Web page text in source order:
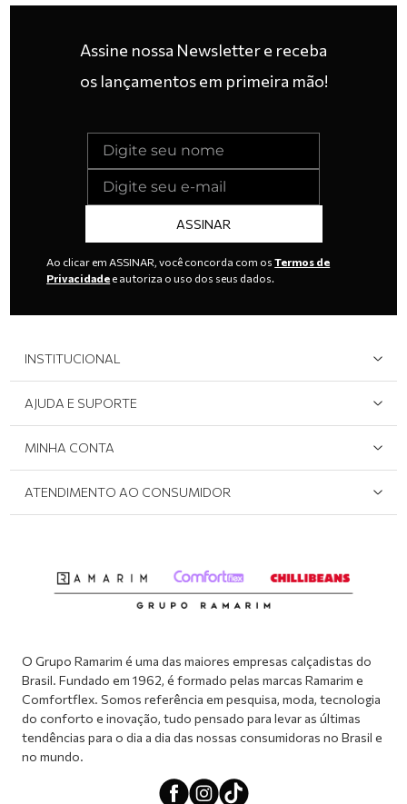
Assine nossa Newsletter e receba
os lançamentos em primeira mão!
ASSINAR
Ao clicar em ASSINAR, você concorda com osTermos de
Privacidade e autoriza o uso dos seus dados.
INSTITUCIONAL
Área do Lojista
AJUDA E SUPORTE
Políticas de Privacidade
MINHA CONTA
Meus pedidos
ATENDIMENTO AO CONSUMIDOR
Atendimento via WhatsApp: (51) 2160-0740
O Grupo Ramarim é uma das maiores empresas calçadistas do
Brasil. Fundado em 1962, é formado pelas marcas Ramarim e
Comfortflex. Somos referência em pesquisa, moda, tecnologia
do conforto e inovação, tudo pensado para levar as últimas
tendências para o dia a dia das nossas consumidoras no Brasil e
no mundo.